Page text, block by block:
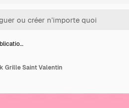
Grille Saint Valentin